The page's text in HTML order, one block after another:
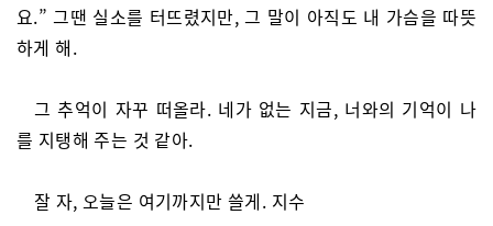
요.” 그땐 실소를 터뜨렸지만, 그 말이 아직도 내 가슴을 따뜻
하게 해.
그 추억이 자꾸 떠올라. 네가 없는 지금, 너와의 기억이 나
를 지탱해 주는 것 같아.
잘 자, 오늘은 여기까지만 쓸게. 지수